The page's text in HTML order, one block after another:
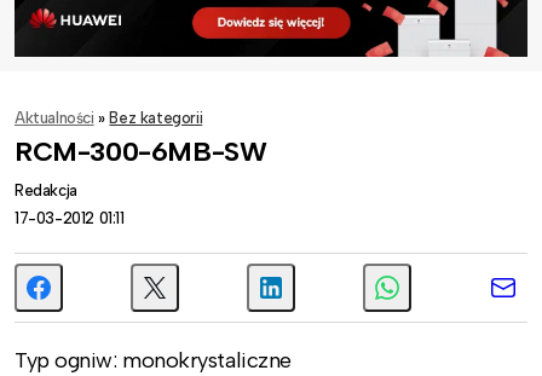
Aktualności » Bez kategorii
RCM-300-6MB-SW
Redakcja
17-03-2012 01:11
Typ ogniw: monokrystaliczne